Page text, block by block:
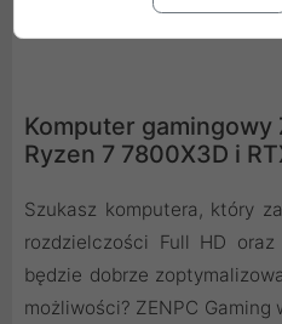
twórczych wspomaganych AI.
Komputer gamingowy
Ryzen 7 7800X3D i
Szukasz komputera, który
rozdzielczości Full HD
będzie dobrze
możliwości? ZENPC